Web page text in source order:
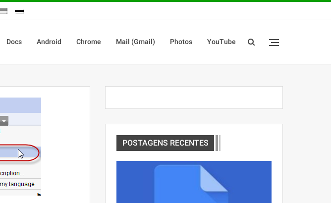
Docs Android Chrome Mail (Gmail) Photos YouTube
POSTAGENS RECENTES